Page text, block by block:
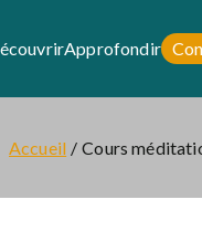
Approfondir
Accueil Cours